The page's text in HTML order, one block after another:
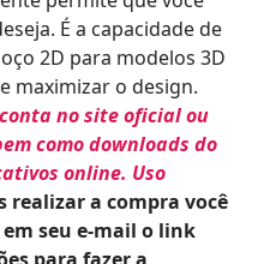
É a capacidade de
2D para modelos 3D
maximizar o design.
no site oficial ou
como downloads do
online. Uso
realizar a compra você
seu e-mail o link